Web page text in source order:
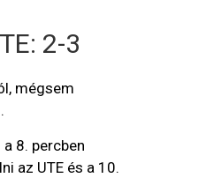
2-3
mégsem
8. percben
az UTE és a 10.